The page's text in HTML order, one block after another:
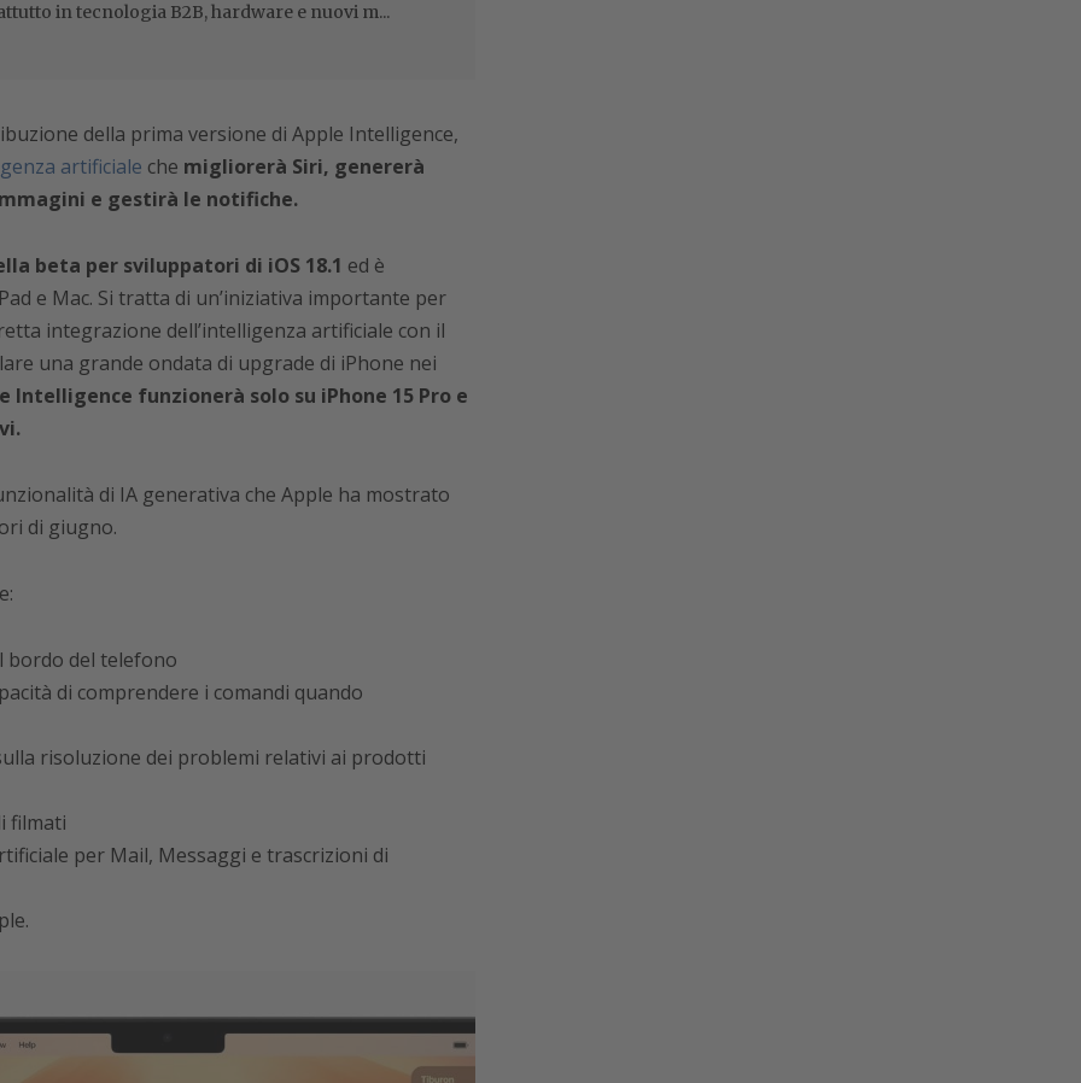
in tecnologia B2B, hardware e nuovi m...
della prima versione di Apple Intelligence,
artificiale che migliorerà Siri, genererà
e gestirà le notifiche.
beta per sviluppatori di iOS 18.1 ed è
e Mac. Si tratta di un’iniziativa importante per
integrazione dell’intelligenza artificiale con il
una grande ondata di upgrade di iPhone nei
Intelligence funzionerà solo su iPhone 15 Pro e
di IA generativa che Apple ha mostrato
di giugno.
bordo del telefono
di comprendere i comandi quando
risoluzione dei problemi relativi ai prodotti
filmati
per Mail, Messaggi e trascrizioni di